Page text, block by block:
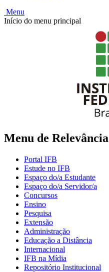
Menu
Início do menu principal
Menu de Relevância
Portal IFB
Estude no IFB
Espaço do/a Estudante
Espaço do/a Servidor/a
Concursos
Ensino
Pesquisa
Extensão
Administração
Educação a Distância
Internacional
IFB na Mídia
Repositório Institucional